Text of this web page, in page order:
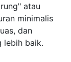
atau
minimalis
dan
lebih baik.